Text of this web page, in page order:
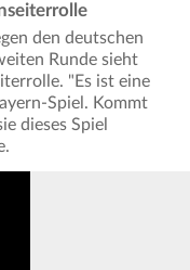
den deutschen
Runde sieht
"Es ist eine
Spiel. Kommt
dieses Spiel